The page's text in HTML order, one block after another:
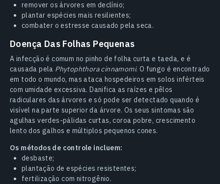
remover os árvores em declínio;
plantar espécies mais resilientes;
combater o estresse causado pela seca.
Doença Das Folhas Pequenas
A infecção é comum no pinho de folha curta e taeda, e é
causada pela Phytophthora cinnamomi. O fungo é encontrado
em todo o mundo, mas ataca hospedeiros em solos inférteis
com umidade excessiva. Danifica as raízes e pêlos
radiculares das árvores e só pode ser detectado quando é
visível na parte superior da árvore. Os seus sintomas são
agulhas verdes-pálidas curtas, coroa pobre, crescimento
lento dos galhos e múltiplos pequenos cones.
Os métodos de controle incluem:
desbaste;
plantação de espécies resistentes;
fertilização com nitrogênio.